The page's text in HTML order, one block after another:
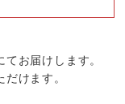
お届けします。
けます。